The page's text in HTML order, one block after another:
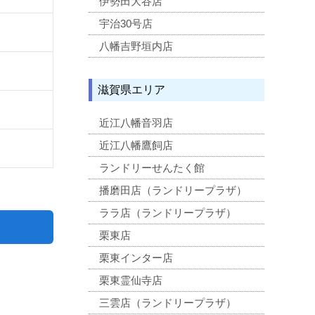
宇治30号店
八幡吉野垣内店
滋賀県エリア
近江八幡音羽店
近江八幡鷹飼店
ランドリーせんたく館
播磨田店（ランドリープラザ）
ララ店（ランドリープラザ）
栗東店
栗東インター店
栗東霊仙寺店
三雲店（ランドリープラザ）